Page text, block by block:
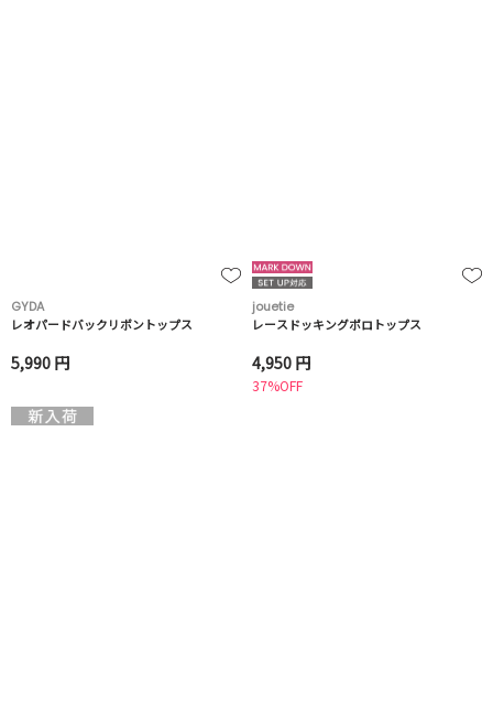
GYDA
レオパードバックリボントップス
5,990 円
jouetie
レースドッキングポロトップス
4,950 円
37%OFF